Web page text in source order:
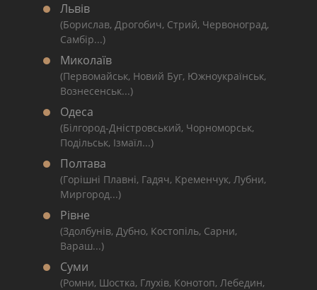
Львів
(Борислав, Дрогобич, Стрий, Червоноград,
Самбір...)
Миколаїв
(Первомайськ, Новий Буг, Южноукраїнськ,
Вознесенськ...)
Одеса
(Білгород-Дністровський, Чорноморськ,
Подільськ, Ізмаїл...)
Полтава
(Горішні Плавні, Гадяч, Кременчук, Лубни,
Миргород...)
Рівне
(Здолбунів, Дубно, Костопіль, Сарни,
Вараш...)
Суми
(Ромни, Шостка, Глухів, Конотоп, Лебедин,